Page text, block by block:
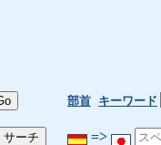
部首 キーワード
=>